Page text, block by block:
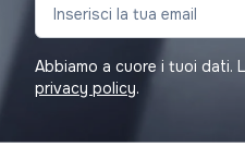
Abbiamo a cuore i tuoi dati.
privacy policy.